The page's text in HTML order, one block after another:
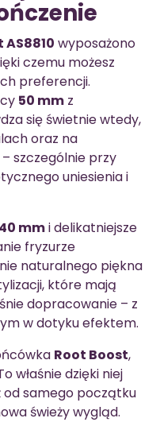
AS8810 wyposażono
czemu możesz
preferencji.
50 mm z
się świetnie wtedy,
oraz na
szczególnie przy
uniesienia i
40 mmi delikatniejsze
fryzurze
naturalnego piękna
które mają
dopracowanie – z
w dotyku efektem.
Root Boost,
właśnie dzięki niej
od samego początku
świeży wygląd.